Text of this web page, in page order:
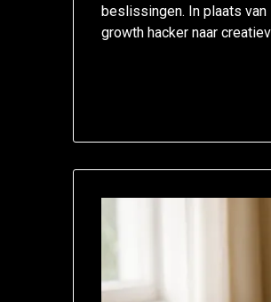
beslissingen. In plaats
growth hacker naar